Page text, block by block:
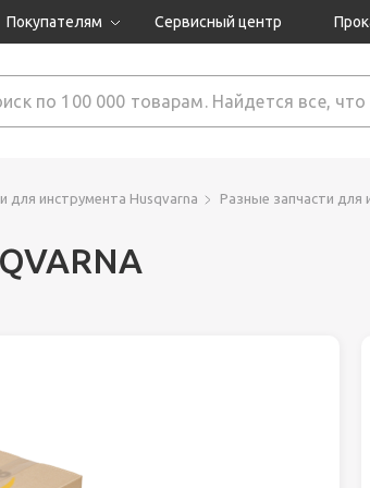
Покупателям
Как оформить заказ?
Сервисный центр
для инструмента Husqvarna Разные запчасти для